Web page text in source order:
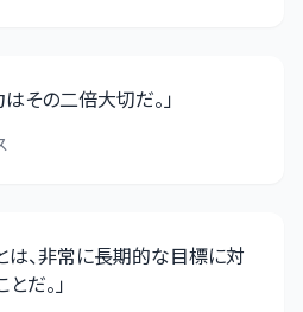
その二倍大切だ。」
とは、非常に長期的な目標に対
だ。」